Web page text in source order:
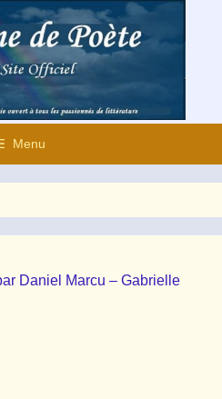
Menu
Daniel Marcu – Gabrielle